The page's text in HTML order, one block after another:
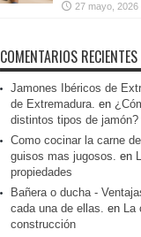
27 mayo, 2026
COMENTARIOS RECIENTES
Jamones Ibéricos de
de Extremadura. en
distintos tipos de jamón?
Como cocinar la carne
guisos mas jugosos. en
propiedades
Bañera o ducha -
cada una de ellas. en La
construcción